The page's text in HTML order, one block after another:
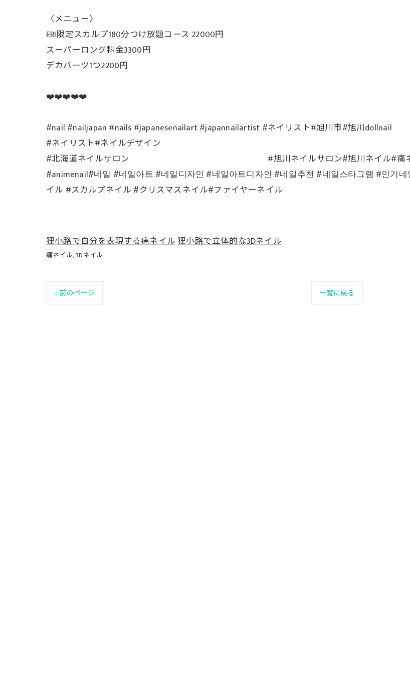
〈メニュー〉
ERI限定スカルプ180分つけ放題コース 22000円
スーパーロング料金3300円
デカパーツ1つ2200円
❤️❤️❤️❤️❤️
#nail #nailjapan #nails #japanesenailart #japannailartist #ネイリスト#旭川市#旭川dollnail
#ネイリスト#ネイルデザイン
#北海道ネイルサロン #旭川ネイルサロン#旭川ネイル#痛ネイ
#animenail#네일 #네일아트 #네일디자인 #네일아트디자인 #네일추천 #네일스타그램 #인기
イル #スカルプネイル #クリスマスネイル#ファイヤーネイル
狸小路で自分を表現する痛ネイル狸小路で立体的な3Dネイル
痛ネイル 3Dネイル
< 前のページ 一覧に戻る